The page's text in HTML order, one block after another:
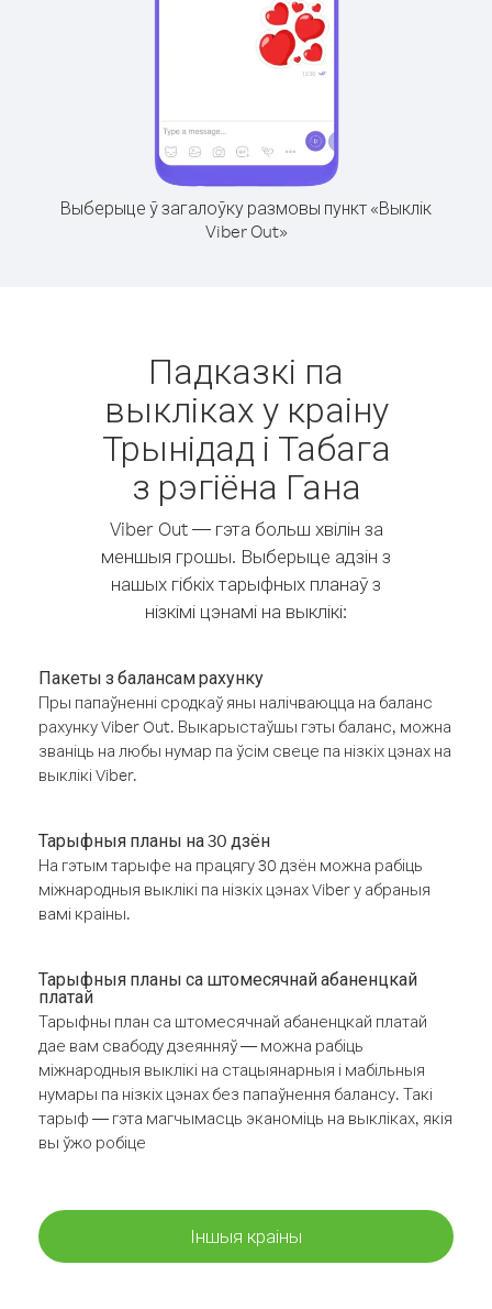
Выберыце ў загалоўку размовы пункт «Выклік
Viber Out»
Падказкі па
выкліках у краіну
Трынідад і Табага
з рэгіёна Гана
Viber Out — гэта больш хвілін за
меншыя грошы. Выберыце адзін з
нашых гібкіх тарыфных планаў з
нізкімі цэнамі на выклікі:
Пакеты з балансам рахунку
Пры папаўненні сродкаў яны налічваюцца на баланс
рахунку Viber Out. Выкарыстаўшы гэты баланс, можна
званіць на любы нумар па ўсім свеце па нізкіх цэнах на
выклікі Viber.
Тарыфныя планы на 30 дзён
На гэтым тарыфе на працягу 30 дзён можна рабіць
міжнародныя выклікі па нізкіх цэнах Viber у абраныя
вамі краіны.
Тарыфныя планы са штомесячнай абаненцкай
платай
Тарыфны план са штомесячнай абаненцкай платай
дае вам свабоду дзеянняў — можна рабіць
міжнародныя выклікі на стацыянарныя і мабільныя
нумары па нізкіх цэнах без папаўнення балансу. Такі
тарыф — гэта магчымасць эканоміць на выкліках, якія
вы ўжо робіце
Іншыя краіны